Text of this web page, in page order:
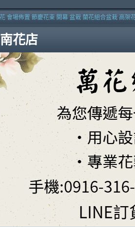
花店
會場佈置 節慶花束 開幕 盆栽 蘭花組合盆栽 高架